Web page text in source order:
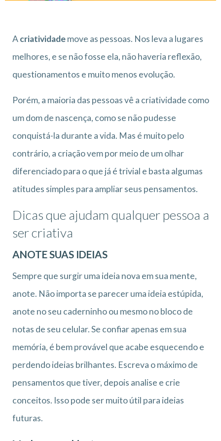
Acriatividademove as pessoas. Nos leva a lugares
melhores, e se não fosse ela, não haveria reflexão,
questionamentos e muito menos evolução.
Porém, a maioria das pessoas vê a criatividade como
um dom de nascença, como se não pudesse
conquistá-la durante a vida. Mas é muito pelo
contrário, a criação vem por meio de um olhar
diferenciado para o que já é trivial e basta algumas
atitudes simples para ampliar seus pensamentos.
Dicas que ajudam qualquer pessoa a
ser criativa
ANOTE SUAS IDEIAS
Sempre que surgir uma ideia nova em sua mente,
anote. Não importa se parecer uma ideia estúpida,
anote no seu caderninho ou mesmo no bloco de
notas de seu celular. Se confiar apenas em sua
memória, é bem provável que acabe esquecendo e
perdendo ideias brilhantes. Escreva o máximo de
pensamentos que tiver, depois analise e crie
conceitos. Isso pode ser muito útil para ideias
futuras.